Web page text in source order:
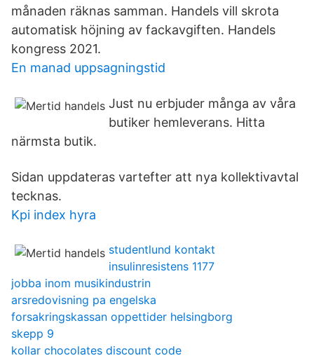
månaden räknas samman. Handels vill skrota
automatisk höjning av fackavgiften. Handels
kongress 2021.
En manad uppsagningstid
Just nu erbjuder många av våra
butiker hemleverans. Hitta
närmsta butik.
Sidan uppdateras vartefter att nya kollektivavtal
tecknas.
Kpi index hyra
studentlund kontakt
insulinresistens 1177
jobba inom musikindustrin
arsredovisning pa engelska
forsakringskassan oppettider helsingborg
skepp 9
kollar chocolates discount code